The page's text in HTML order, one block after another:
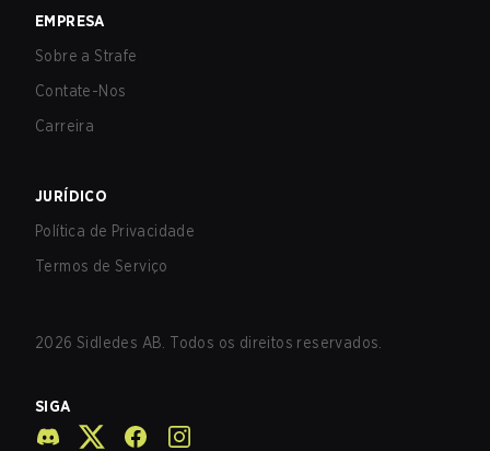
EMPRESA
Sobre a Strafe
Contate-Nos
Carreira
JURÍDICO
Política de Privacidade
Termos de Serviço
2026 Sidledes AB. Todos os direitos reservados.
SIGA